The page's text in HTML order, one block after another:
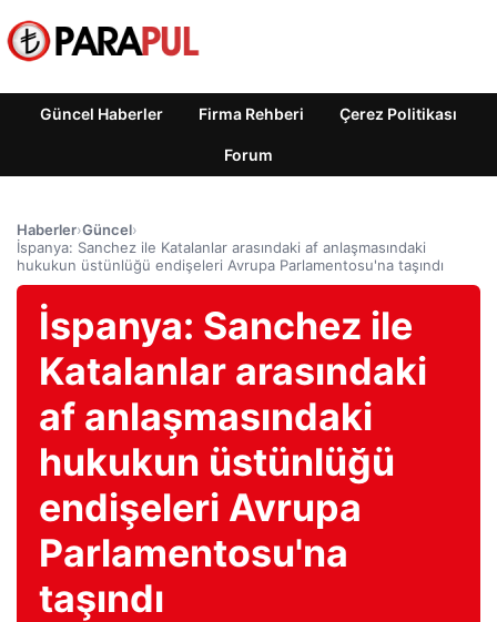
Güncel Haberler Firma Rehberi Çerez Politikası
Forum
Haberler›Güncel›
İspanya: Sanchez ile Katalanlar arasındaki af anlaşmasındaki
hukukun üstünlüğü endişeleri Avrupa Parlamentosu'na taşındı
İspanya: Sanchez ile
Katalanlar arasındaki
af anlaşmasındaki
hukukun üstünlüğü
endişeleri Avrupa
Parlamentosu'na
taşındı